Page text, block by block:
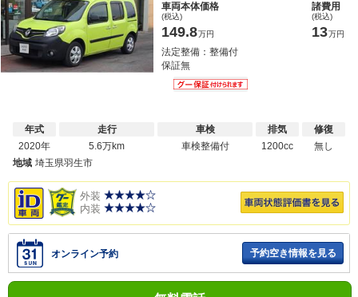
車両本体価格
(税込)
149.8万円
諸費用
(税込)
13万円
法定整備：整備付
保証無
年式
2020年
走行
5.6万km
車検
車検整備付
排気
1200cc
修復
無し
地域 埼玉県羽生市
外装
内装
オンライン予約 予約空き情報を見る